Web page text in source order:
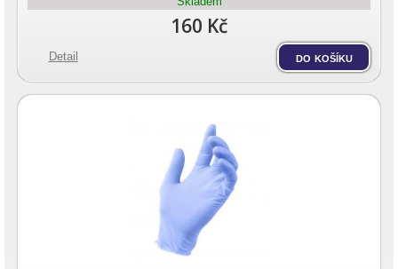
160 Kč
Detail do košíku